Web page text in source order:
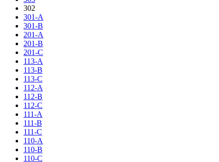
302
301-A
301-B
201-A
201-B
201-C
113-A
113-B
113-C
112-A
112-B
112-C
111-A
111-B
111-C
110-A
110-B
110-C